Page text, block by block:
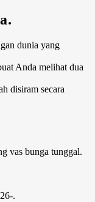
dunia yang
Anda melihat dua
disiram secara
vas bunga tunggal.
.